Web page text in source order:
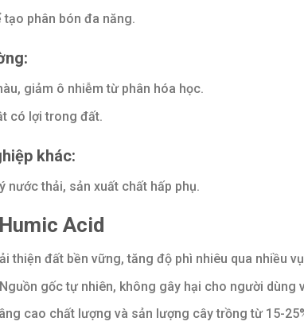
tạo phân bón đa năng.
giảm ô nhiễm từ phân hóa học.
có lợi trong đất.
khác:
nước thải, sản xuất chất hấp phụ.
Acid
thiện đất bền vững, tăng độ phì nhiêu qua nhiều
gốc tự nhiên, không gây hại cho người dùng
cao chất lượng và sản lượng cây trồng từ 15-